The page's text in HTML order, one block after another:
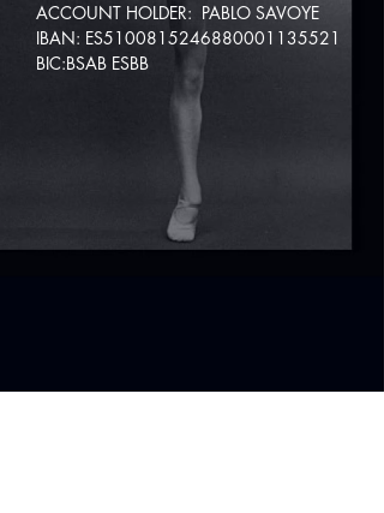
ACCOUNT HOLDER: PABLO SAVOYE
IBAN: ES5100815246880001135521
BIC:BSAB ESBB